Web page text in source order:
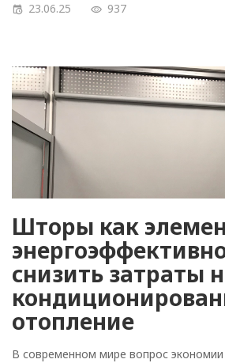
23.06.25 937
Шторы как
снизить затраты
отопление
В современном мире вопрос экономии